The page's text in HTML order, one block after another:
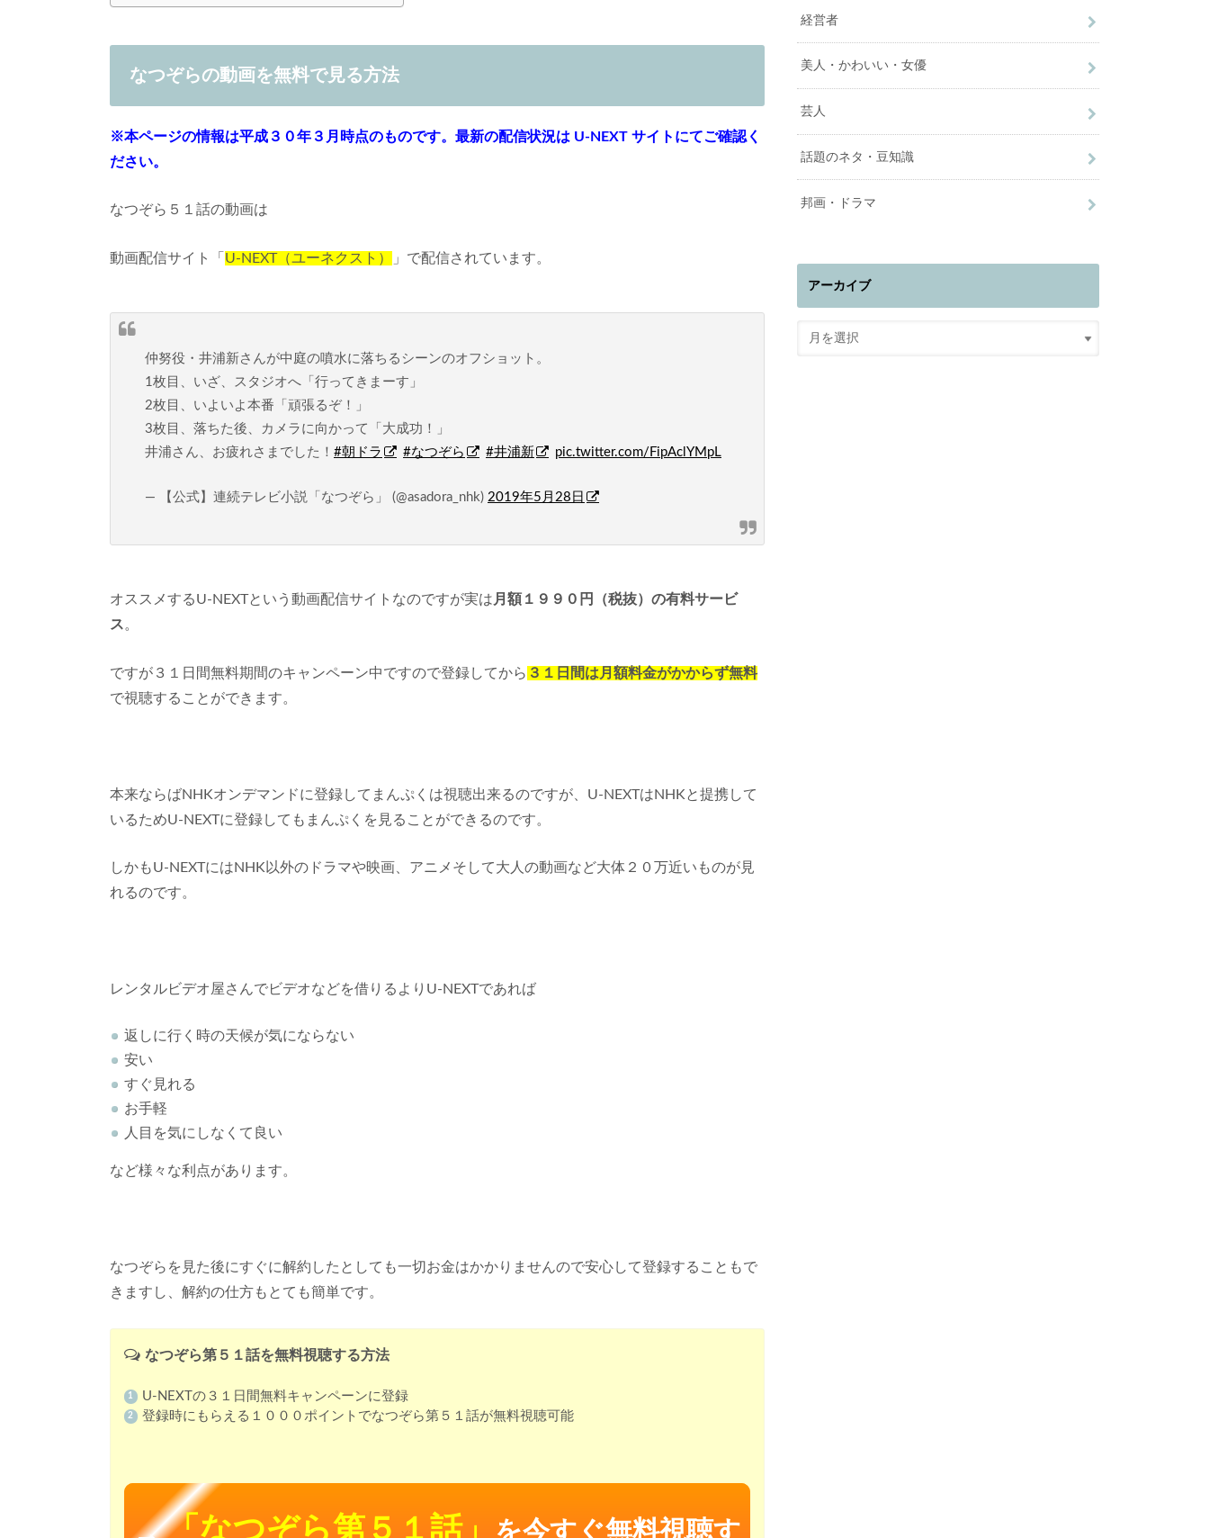
なつぞらの動画を無料で見る方法
※本ページの情報は平成３０年３月時点のものです。最新の配信状況は U-NEXT サイトにてご確認く
ださい。
なつぞら５１話の動画は
動画配信サイト「 U-NEXT（ユーネクスト） 」で配信されています。
仲努役・井浦新さんが中庭の噴水に落ちるシーンのオフショット。
1枚目、いざ、スタジオへ「行ってきまーす」
2枚目、いよいよ本番「頑張るぞ！」
3枚目、落ちた後、カメラに向かって「大成功！」
井浦さん、お疲れさまでした！ #朝ドラ #なつぞら #井浦新 pic.twitter.com/FipAclYMpL
— 【公式】連続テレビ小説「なつぞら」 (@asadora_nhk) 2019年5月28日
オススメするU-NEXTという動画配信サイトなのですが実は 月額１９９０円（税抜）の有料サービ
ス。
ですが３１日間無料期間のキャンペーン中ですので登録してから ３１日間は月額料金がかからず無料
で視聴することができます。
本来ならばNHKオンデマンドに登録してまんぷくは視聴出来るのですが、U-NEXTはNHKと提携して
いるためU-NEXTに登録してもまんぷくを見ることができるのです。
しかもU-NEXTにはNHK以外のドラマや映画、アニメそして大人の動画など大体２０万近いものが見
れるのです。
レンタルビデオ屋さんでビデオなどを借りるよりU-NEXTであれば
返しに行く時の天候が気にならない
安い
すぐ見れる
お手軽
人目を気にしなくて良い
など様々な利点があります。
なつぞらを見た後にすぐに解約したとしても一切お金はかかりませんので安心して登録することもで
きますし、解約の仕方もとても簡単です。
なつぞら第５１話を無料視聴する方法
U-NEXTの３１日間無料キャンペーンに登録
登録時にもらえる１０００ポイントでなつぞら第５１話が無料視聴可能
「なつぞら第５１話」 を今すぐ無料視聴す
経営者
美人・かわいい・女優
芸人
話題のネタ・豆知識
邦画・ドラマ
アーカイブ